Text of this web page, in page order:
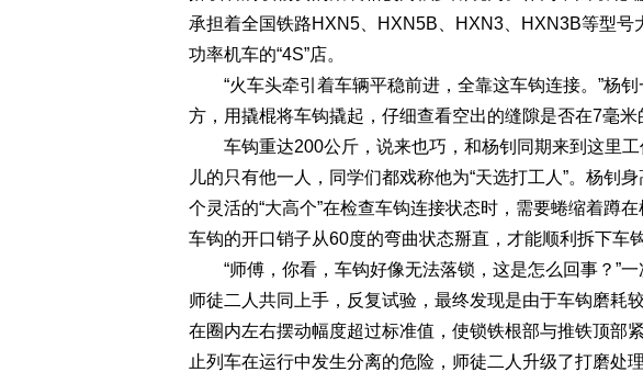
承担着全国铁路HXN5、HXN5B、HXN3、HXN3B等型号
功率机车的“4S”店。
“火车头牵引着车辆平稳前进，全靠这车钩连接。”杨钊
方，用撬棍将车钩撬起，仔细查看空出的缝隙是否在7毫米
车钩重达200公斤，说来也巧，和杨钊同期来到这里工
儿的只有他一人，同学们都戏称他为“天选打工人”。杨钊
个灵活的“大高个”在检查车钩连接状态时，需要蜷缩着蹲
车钩的开口销子从60度的弯曲状态掰直，才能顺利拆下车
“师傅，你看，车钩好像无法落锁，这是怎么回事？”一
师徒二人共同上手，反复试验，最终发现是由于车钩磨耗
在圈内左右摆动幅度超过标准值，使锁铁根部与推铁顶部
止列车在运行中发生分离的危险，师徒二人升级了打磨处